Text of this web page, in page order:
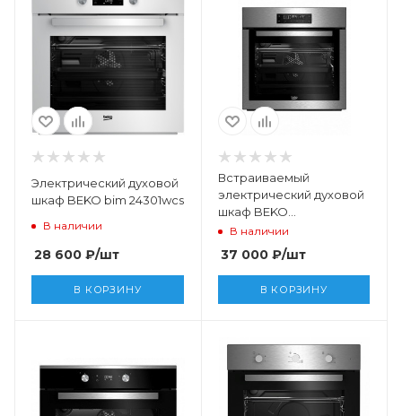
Электрический духовой
шкаф BEKO bim 24301wcs
В наличии
28 600 ₽/шт
В КОРЗИНУ
Встраиваемый
электрический духовой
шкаф BEKO
BIM26400XCS
В наличии
37 000₽/шт
В КОРЗИНУ